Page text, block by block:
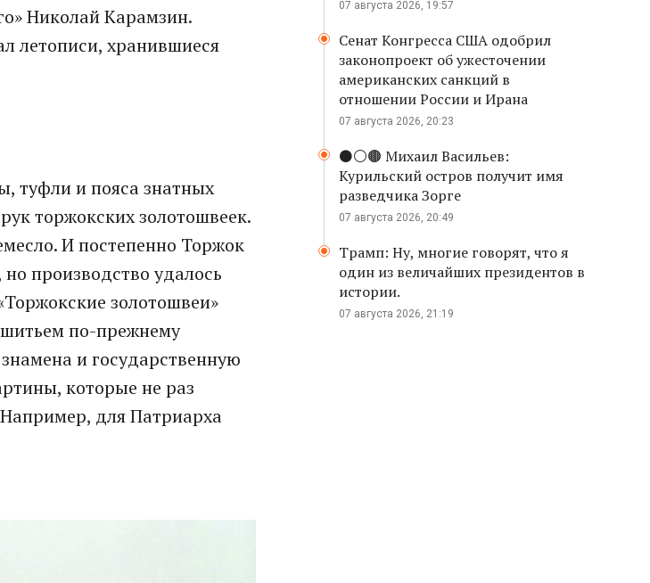
Николай Карамзин.
летописи, хранившиеся
туфли и пояса знатных
торжокских золотошвеек.
И постепенно Торжок
производство удалось
золотошвеи»
шитьем по-прежнему
и государственную
которые не раз
для Патриарха
07 августа 2026, 19:57
Сенат Конгресса США одобрил
законопроект об ужесточении
американских санкций в
отношении России и Ирана
07 августа 2026, 20:23
⚫️⚪️🟤 Михаил Васильев:
Курильский остров получит имя
разведчика Зорге
07 августа 2026, 20:49
Трамп: Ну, многие говорят, что я
один из величайших президентов в
истории.
07 августа 2026, 21:19